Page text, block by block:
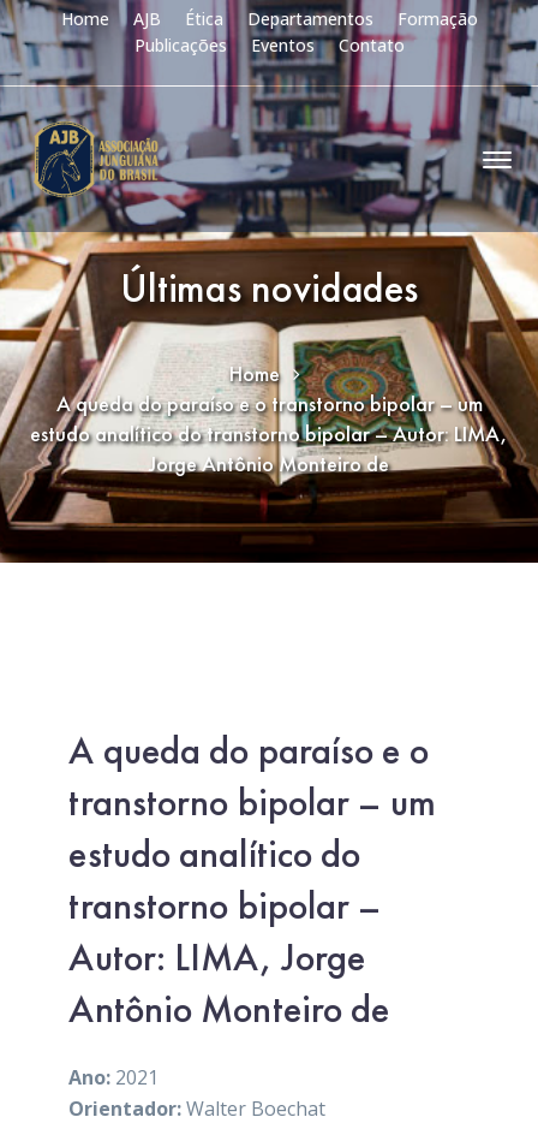
Home AJB Ética Departamentos
Formação
Publicações
Eventos Contato
Últimas novidades
Home
A queda do paraíso e o transtorno bipolar – um
estudo analítico do transtorno bipolar – Autor: LIMA,
Jorge Antônio Monteiro de
A queda do paraíso e o
transtorno bipolar – um
estudo analítico do
transtorno bipolar –
Autor: LIMA, Jorge
Antônio Monteiro de
Ano: 2021
Orientador:Walter Boechat